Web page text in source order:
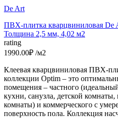
De Art
ПВХ-плитка кварцвиниловая De
Толщина 2,5 мм, 4,02 м2
rating
1990.00₽ /м2
Клеевая кварцвиниловая ПВХ-
коллекции Optim – это
помещения – частного
кухни, санузла, детской
комнаты) и коммерческого с
поверхность пола. Коллекция